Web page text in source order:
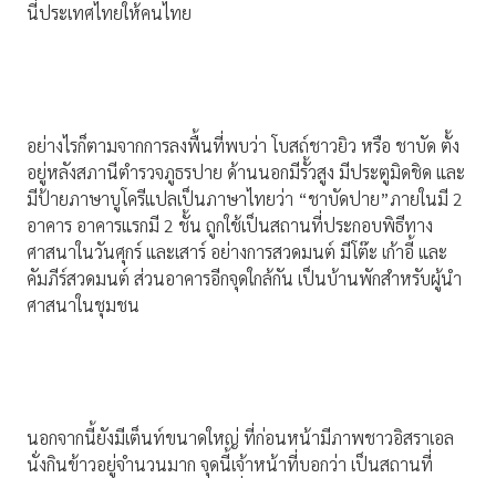
นี่ประเทศไทยให้คนไทย
อย่างไรก็ตามจากการลงพื้นที่พบว่า โบสถ์ชาวยิว หรือ ชาบัด ตั้ง
อยู่หลังสภานีตำรวจภูธรปาย ด้านนอกมีรั้วสูง มีประตูมิดชิด และ
มีป้ายภาษาบูโครีแปลเป็นภาษาไทยว่า “ชาบัดปาย”ภายในมี 2
อาคาร อาคารแรกมี 2 ชั้น ถูกใช้เป็นสถานที่ประกอบพิธีทาง
ศาสนาในวันศุกร์ และเสาร์ อย่างการสวดมนต์ มีโต๊ะ เก้าอี้ และ
คัมภีร์สวดมนต์ ส่วนอาคารอีกจุดใกล้กัน เป็นบ้านพักสำหรับผู้นำ
ศาสนาในชุมชน
นอกจากนี้ยังมีเต็นท์ขนาดใหญ่ ที่ก่อนหน้ามีภาพชาวอิสราเอล
นั่งกินข้าวอยู่จำนวนมาก จุดนี้เจ้าหน้าที่บอกว่า เป็นสถานที่